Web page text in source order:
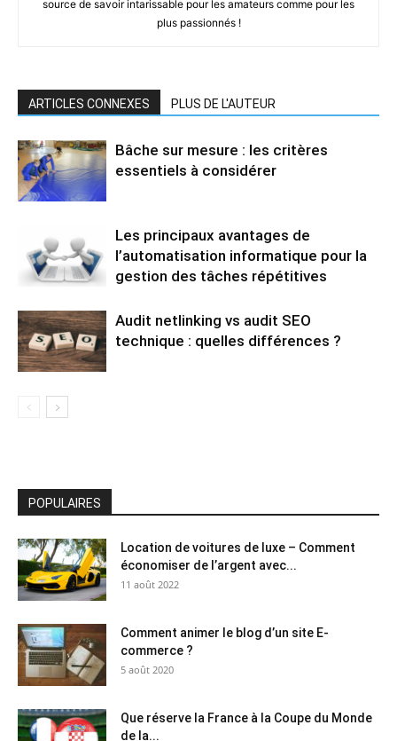
source de savoir intarissable pour les amateurs comme pour les
plus passionnés !
ARTICLES CONNEXES PLUS DE L'AUTEUR
Bâche sur mesure : les critères
essentiels à considérer
Les principaux avantages de
l’automatisation informatique pour la
gestion des tâches répétitives
Audit netlinking vs audit SEO
technique : quelles différences ?
POPULAIRES
Location de voitures de luxe – Comment
économiser de l’argent avec...
11 août 2022
Comment animer le blog d’un site E-
commerce ?
5 août 2020
Que réserve la France à la Coupe du Monde
de la...